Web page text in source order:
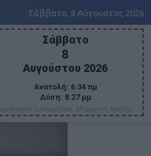
Σάββατο, 8 Αύγουστος 2026
Σάββατο
8
Αυγούστου 2026
Ανατολή: 6:34 πμ
Δύση: 8:27 μμ
ομολογήτου, Μύρωνος Κρήτης